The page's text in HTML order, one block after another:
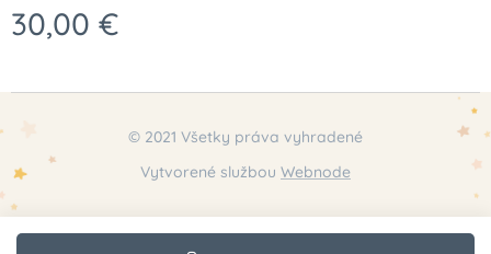
30,00 €
© 2021 Všetky práva vyhradené
Vytvorené službou Webnode